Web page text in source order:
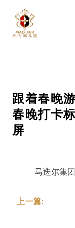
跟着春晚
春晚打卡
屏
马迭尔集
上一篇: